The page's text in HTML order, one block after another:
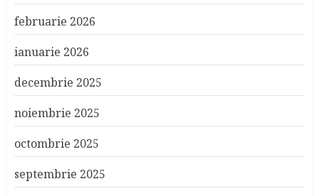
februarie 2026
ianuarie 2026
decembrie 2025
noiembrie 2025
octombrie 2025
septembrie 2025